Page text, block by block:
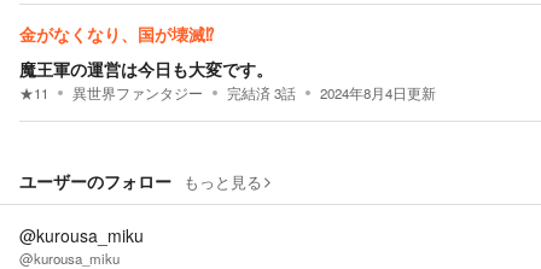
金がなくなり、国が壊滅⁉︎
魔王軍の運営は今日も大変です。
★11 異世界ファンタジー 完結済3話 2024年8月4日更新
ユーザーのフォロー もっと見る
@kurousa_miku
@kurousa_miku